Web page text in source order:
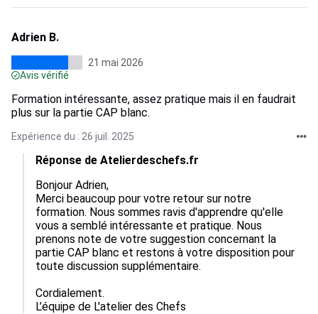
Adrien B.
21 mai 2026
Avis vérifié
Formation intéressante, assez pratique mais il en faudrait
plus sur la partie CAP blanc.
Expérience du : 26 juil. 2025
Réponse de Atelierdeschefs.fr
Bonjour Adrien,
Merci beaucoup pour votre retour sur notre
formation. Nous sommes ravis d'apprendre qu'elle
vous a semblé intéressante et pratique. Nous
prenons note de votre suggestion concernant la
partie CAP blanc et restons à votre disposition pour
toute discussion supplémentaire.
Cordialement.
L’équipe de L'atelier des Chefs